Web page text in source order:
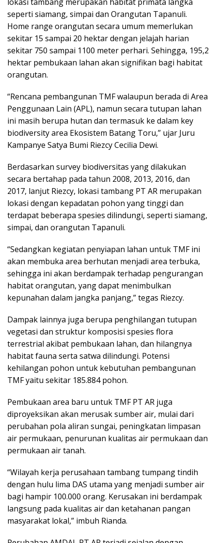
seperti siamang, simpai dan Orangutan Tapanuli.
Home range orangutan secara umum memerlukan
sekitar 15 sampai 20 hektar dengan jelajah harian
sekitar 750 sampai 1100 meter perhari. Sehingga, 195,2
hektar pembukaan lahan akan signifikan bagi habitat
orangutan.
“Rencana pembangunan TMF walaupun berada di Area
Penggunaan Lain (APL), namun secara tutupan lahan
ini masih berupa hutan dan termasuk ke dalam key
biodiversity area Ekosistem Batang Toru,” ujar Juru
Kampanye Satya Bumi Riezcy Cecilia Dewi.
Berdasarkan survey biodiversitas yang dilakukan
secara bertahap pada tahun 2008, 2013, 2016, dan
2017, lanjut Riezcy, lokasi tambang PT AR merupakan
lokasi dengan kepadatan pohon yang tinggi dan
terdapat beberapa spesies dilindungi, seperti siamang,
simpai, dan orangutan Tapanuli.
“Sedangkan kegiatan penyiapan lahan untuk TMF ini
akan membuka area berhutan menjadi area terbuka,
sehingga ini akan berdampak terhadap pengurangan
habitat orangutan, yang dapat menimbulkan
kepunahan dalam jangka panjang,” tegas Riezcy.
Dampak lainnya juga berupa penghilangan tutupan
vegetasi dan struktur komposisi spesies flora
terrestrial akibat pembukaan lahan, dan hilangnya
habitat fauna serta satwa dilindungi. Potensi
kehilangan pohon untuk kebutuhan pembangunan
TMF yaitu sekitar 185.884 pohon.
Pembukaan area baru untuk TMF PT AR juga
diproyeksikan akan merusak sumber air, mulai dari
perubahan pola aliran sungai, peningkatan limpasan
air permukaan, penurunan kualitas air permukaan dan
permukaan air tanah.
“Wilayah kerja perusahaan tambang tumpang tindih
dengan hulu lima DAS utama yang menjadi sumber air
bagi hampir 100.000 orang. Kerusakan ini berdampak
langsung pada kualitas air dan ketahanan pangan
masyarakat lokal,” imbuh Rianda.